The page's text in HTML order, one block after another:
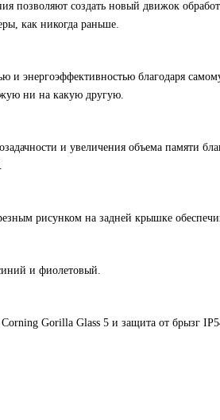
позволяют создать новый движок
как никогда раньше.
и энергоэффективностью благодаря
ни на какую другую.
и увеличения объема памяти
рисунком на задней крышке
и фиолетовый.
Gorilla Glass 5 и защита от брызг